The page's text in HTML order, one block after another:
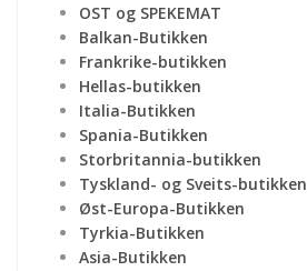
OST og SPEKEMAT
Balkan-Butikken
Frankrike-butikken
Hellas-butikken
Italia-Butikken
Spania-Butikken
Storbritannia-butikken
Tyskland- og Sveits-butikken
Øst-Europa-Butikken
Tyrkia-Butikken
Asia-Butikken